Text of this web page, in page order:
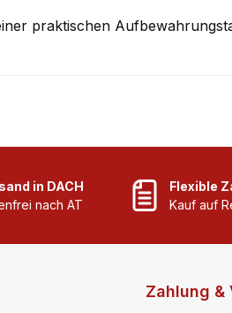
praktischen
in DACH
nach AT
Flexible
Kauf auf
Zahlung &